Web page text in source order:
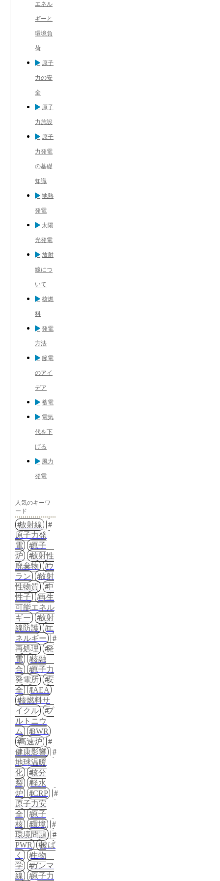
エネル
ギーと
環境負
荷
原子
力の安
全
原子
力施設
原子
力発電
の基礎
知識
地熱
発電
太陽
光発電
放射
線につ
いて
核燃
料
発電
方法
節電
のアイ
デア
蓄電
電気
代を下
げる
風力
発電
人気のキーワ
ード
放射線
原子力発
電
原子
炉
放射性
廃棄物
ウ
ラン
放射
性物質
中
性子
再生
可能エネル
ギー
放射
線防護
エ
ネルギー
再処理
発
電
核融
合
原子力
発電所
安
全
IAEA
核燃料サ
イクル
プ
ルトニウ
ム
BWR
高速炉
健康影響
地球温暖
化
核分
裂
軽水
炉
ICRP
原子力安
全
原子
核
環境
環境問題
PWR
被ば
く
生物
学
ガンマ
線
原子力